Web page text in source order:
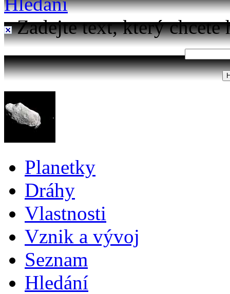
Zadejte text, který chcete
Planetky
Dráhy
Vlastnosti
Vznik a vývoj
Seznam
Hledání